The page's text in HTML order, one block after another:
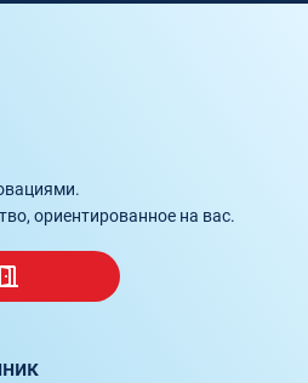
ориентированное на вас.